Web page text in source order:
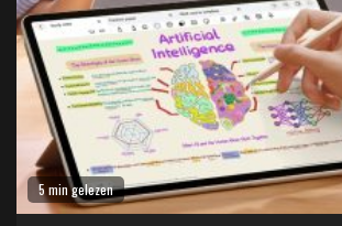
5 min gelezen